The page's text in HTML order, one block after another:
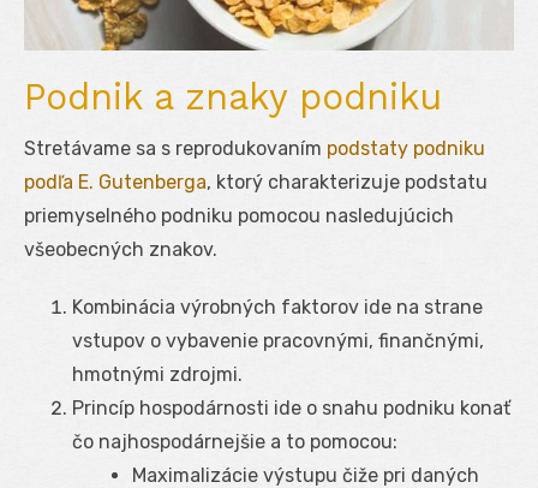
Podnik a znaky podniku
Stretávame sa s reprodukovaním podstaty podniku
podľa E. Gutenberga, ktorý charakterizuje podstatu
priemyselného podniku pomocou nasledujúcich
všeobecných znakov.
Kombinácia výrobných faktorov ide na strane
vstupov o vybavenie pracovnými, finančnými,
hmotnými zdrojmi.
Princíp hospodárnosti ide o snahu podniku konať
čo najhospodárnejšie a to pomocou:
Maximalizácie výstupu čiže pri daných